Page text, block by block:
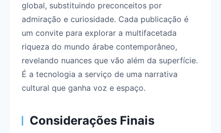
global, substituindo preconceitos por
admiração e curiosidade. Cada publicação é
um convite para explorar a multifacetada
riqueza do mundo árabe contemporâneo,
revelando nuances que vão além da superfície.
É a tecnologia a serviço de uma narrativa
cultural que ganha voz e espaço.
Considerações Finais